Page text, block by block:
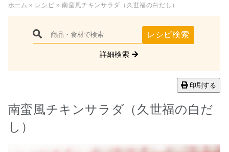
ホーム » レシピ » 南蛮風チキンサラダ（久世福の白だし）
レシピ検索
詳細検索
印刷する
南蛮風チキンサラダ（久世福の白だ
し）